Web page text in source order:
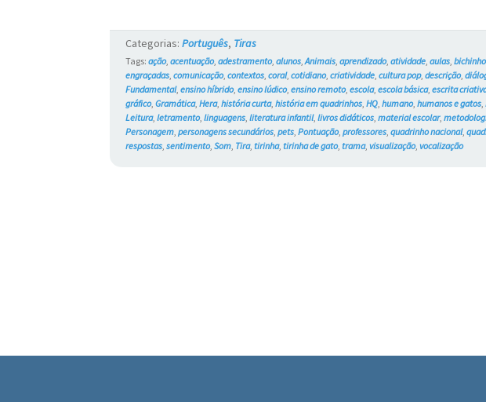
Categorias:Português, Tiras
Tags:ação,acentuação,adestramento,alunos ,Animais ,aprendizado,atividade ,aulas ,
engraçadas ,comunicação,contextos ,coral,cotidiano,criatividade ,cultura pop,descrição,
Fundamental,ensino híbrido,ensino lúdico,ensino remoto,escola,escola básica,escrita
gráfico,Gramática,Hera,história curta,história em quadrinhos ,HQ ,humano,humanos e gatos ,
Leitura,letramento,linguagens ,literatura infantil,livros didáticos ,material escolar,
Personagem ,personagens secundários ,pets ,Pontuação,professores ,quadrinho nacional,
respostas ,sentimento,Som Tira,tirinha,tirinha de gato,trama,visualização,vocalização